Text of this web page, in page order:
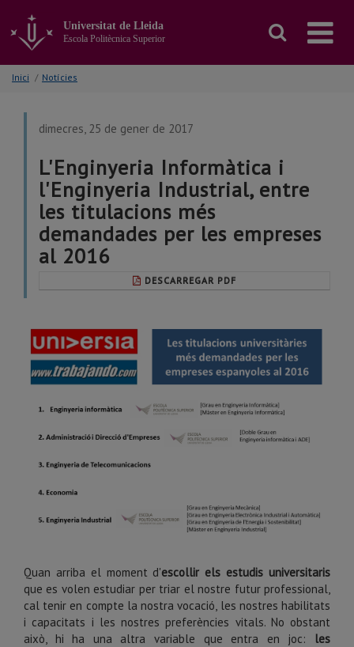
contingut
principal
Universitat de Lleida
Escola Politècnica Superior
Inici / Notícies
dimecres, 25 de gener de 2017
L'Enginyeria Informàtica i
l'Enginyeria Industrial, entre
les titulacions més
demandades per les empreses
al 2016
DESCARREGAR PDF
Quan arriba el moment d'escollir els estudis universitaris
que es volen estudiar per triar el nostre futur professional,
cal tenir en compte la nostra vocació, les nostres habilitats
i capacitats i les nostres preferències vitals. No obstant
això, hi ha una altra variable que entra en joc:
les